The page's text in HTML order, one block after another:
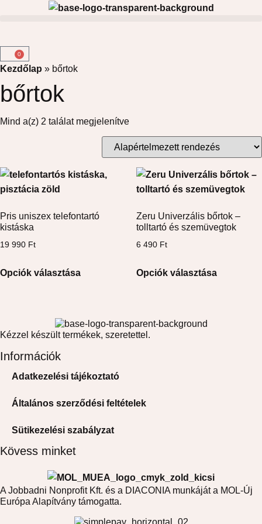
0
Kezdőlap » bőrtok
bőrtok
Mind a(z) 2 találat megjelenítve
Pris uniszex telefontartó
kistáska
19 990 Ft
Opciók választása
Zeru Univerzális bőrtok –
tolltartó és szemüvegtok
6 490 Ft
Opciók választása
Kézzel készült termékek, szeretettel.
Információk
Adatkezelési tájékoztató
Általános szerződési feltételek
Sütikezelési szabályzat
Kövess minket
A Jobbadni Nonprofit Kft. és a DIACONIA munkáját a MOL-Új
Európa Alapítvány támogatta.